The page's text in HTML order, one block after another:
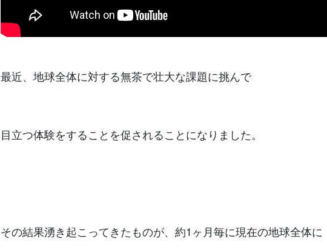
最近、地球全体に対する無茶で壮大な課題に挑んで
目立つ体験をすることを促されることになりました。
その結果湧き起こってきたものが、約1ヶ月毎に現在の地球全体に